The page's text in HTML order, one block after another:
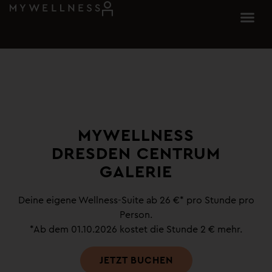
MYWELLNESS
DRESDEN CENTRUM
GALERIE
Deine eigene Wellness-Suite ab 26 €* pro Stunde pro
Person.
*Ab dem 01.10.2026 kostet die Stunde 2 € mehr.
JETZT BUCHEN